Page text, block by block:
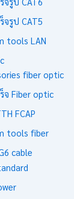
จรูป CAT5
tools LAN
fiber optic
จ Fiber optic
FCAP
tools fiber
cable